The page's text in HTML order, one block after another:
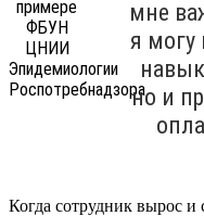
мне
я могу
но и
Когда сотрудник вырос и